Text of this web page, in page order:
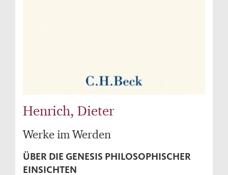
Henrich, Dieter
Werke im Werden
ÜBER DIE GENESIS PHILOSOPHISCHER
EINSICHTEN